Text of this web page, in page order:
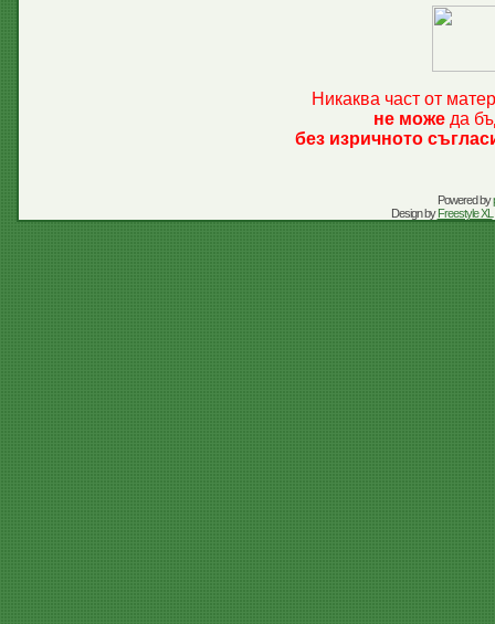
Никаква част от
не може да
без изричното
Powered by
Design byFreestyle XL